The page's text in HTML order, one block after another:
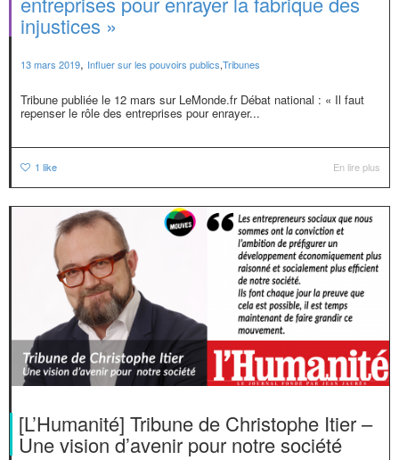
injustices »
13 mars 2019, Influer sur les pouvoirs publics,Tribunes
Tribune publiée le 12 mars sur LeMonde.fr Débat national : « Il faut
repenser le rôle des entreprises pour enrayer...
1 like En lire plus
[L’Humanité] Tribune de Christophe Itier –
Une vision d’avenir pour notre société